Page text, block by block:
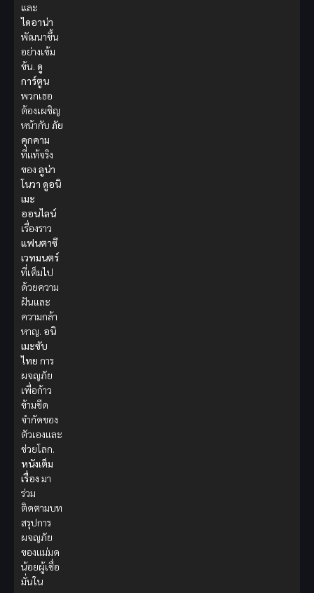
และ
ไดอาน่า
พัฒนาขึ้น
อย่างเข้ม
ข้น. ดู
การ์ตูน
พวกเธอ
ต้องเผชิญ
หน้ากับ ภัย
คุกคาม
ที่แท้จริง
ของ ลูน่า
โนวา ดูอนิ
เมะ
ออนไลน์
เรื่องราว
แฟนตาซี
เวทมนตร์
ที่เต็มไป
ด้วยความ
ฝันและ
ความกล้า
หาญ. อนิ
เมะซับ
ไทย การ
ผจญภัย
เพื่อก้าว
ข้ามขีด
จำกัดของ
ตัวเองและ
ช่วยโลก.
หนังเต็ม
เรื่อง มา
ร่วม
ติดตามบท
สรุปการ
ผจญภัย
ของแม่มด
น้อยผู้เชื่อ
มั่นใน